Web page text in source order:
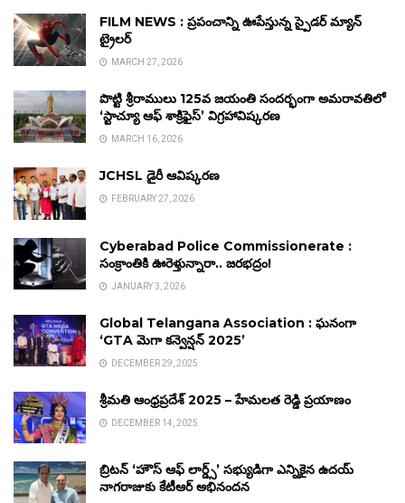
FILM NEWS : ప్రపంచాన్ని ఊపేస్తున్న స్పైడర్ మ్యాన్
ట్రైలర్
MARCH 27, 2026
పొట్టి శ్రీరాములు 125వ జయంతి సందర్భంగా అమరావతిలో
‘స్టాచ్యూ ఆఫ్ శాక్రిఫైస్’ విగ్రహావిష్కరణ
MARCH 16, 2026
JCHSL డైరీ ఆవిష్కరణ
FEBRUARY 27, 2026
Cyberabad Police Commissionerate :
సంక్రాంతికి ఊరెళ్తున్నారా.. జరభద్రం!
JANUARY 3, 2026
Global Telangana Association : ఘనంగా
‘GTA మెగా కన్వెన్షన్ 2025’
DECEMBER 29, 2025
శ్రీమతి ఆంధ్రప్రదేశ్ 2025 – హేమలత రెడ్డి ప్రయాణం
DECEMBER 14, 2025
బ్రిటన్ ‘హౌస్ ఆఫ్ లార్డ్స్’ సభ్యుడిగా ఎన్నికైన ఉదయ్
నాగరాజుకు కేటీఆర్ అభినందన